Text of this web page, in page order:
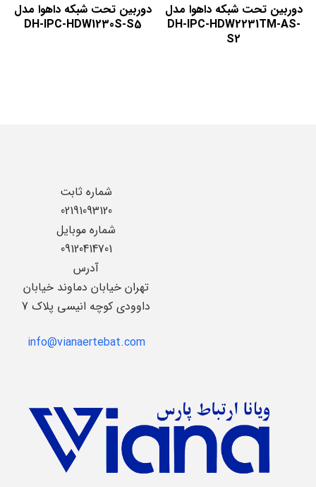
دوربین تحت شبکه داهوا مدل
DH-IPC-HDW2231TM-AS-
S2
دوربین تحت شبکه داهوا مدل
DH-IPC-HDW1230S-S5
شماره ثابت
02191093120
شماره موبایل
09120414701
آدرس
تهران خیابان دماوند خیابان
داوودی کوچه انیسی پلاک 7
info@vianaertebat.com